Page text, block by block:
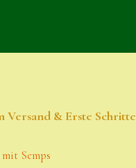
Versand & Erste Schritte
Semps